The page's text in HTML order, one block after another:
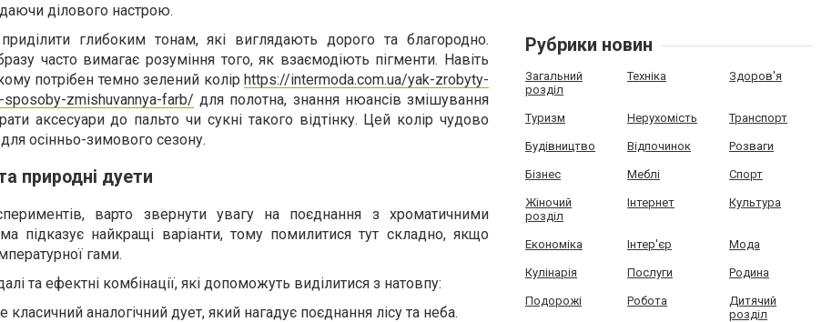
ділового настрою.
глибоким тонам, які виглядають дорого та благородно.
часто вимагає розуміння того, як взаємодіють пігменти. Навіть
потрібен темно зелений колір https://intermoda.com.ua/yak-zrobyty-
zmishuvannya-farb/ для полотна, знання нюансів змішування
аксесуари до пальто чи сукні такого відтінку. Цей колір чудово
осінньо-зимового сезону.
природні дуети
варто звернути увагу на поєднання з хроматичними
підказує найкращі варіанти, тому помилитися тут складно, якщо
гами.
та ефектні комбінації, які допоможуть виділитися з натовпу:
класичний аналогічний дует, який нагадує поєднання лісу та неба.
Рубрики новин
Загальний
розділ
Техніка Здоров'я
Туризм Нерухомість Транспорт
Будівництво Відпочинок Розваги
Бізнес Меблі Спорт
Жіночий
розділ
Інтернет Культура
Економіка Інтер'єр Мода
Кулінарія Послуги Родина
Подорожі Робота
Дитячий
розділ